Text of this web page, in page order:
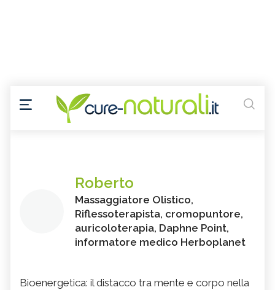
Roberto
Massaggiatore Olistico,
Riflessoterapista, cromopuntore,
auricoloterapia, Daphne Point,
informatore medico Herboplanet
Bioenergetica: il distacco tra mente e corpo nella